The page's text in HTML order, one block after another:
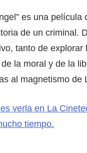
es una
de un criminal.
tanto de
la moral y de la
al magnetismo de
verla en La
tiempo.